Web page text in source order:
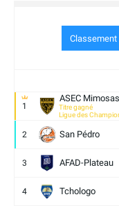
Classement
1
ASEC Mimosas
Titre gagné
Ligue des
2 San Pédro
3 AFAD-Plateau
4 Tchologo